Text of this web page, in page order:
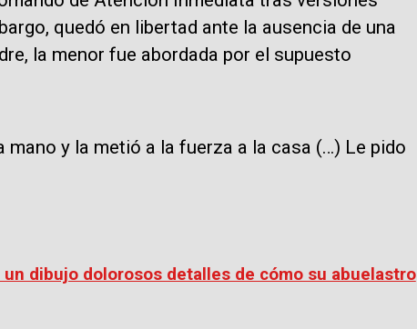
quedó en libertad ante la ausencia de una
la menor fue abordada por el supuesto
mano y la metió a la fuerza a la casa (…) Le pido
un dibujo dolorosos detalles de cómo su abuelastro